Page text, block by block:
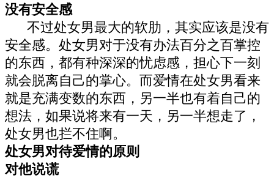
没有安全感
不过处女男最大的软肋，其实应该是没有
安全感。处女男对于没有办法百分之百掌控
的东西，都有种深深的忧虑感，担心下一刻
就会脱离自己的掌心。而爱情在处女男看来
就是充满变数的东西，另一半也有着自己的
想法，如果说将来有一天，另一半想走了，
处女男也拦不住啊。
处女男对待爱情的原则
对他说谎